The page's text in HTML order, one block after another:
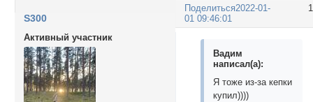
Поделиться2022-01-
01 09:46:01
S300
Активный участник
Вадим
написал(а):
Я тоже из-за кепки
купил))))